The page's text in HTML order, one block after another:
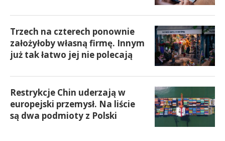
Trzech na czterech ponownie
założyłoby własną firmę. Innym
już tak łatwo jej nie polecają
Restrykcje Chin uderzają w
europejski przemysł. Na liście
są dwa podmioty z Polski